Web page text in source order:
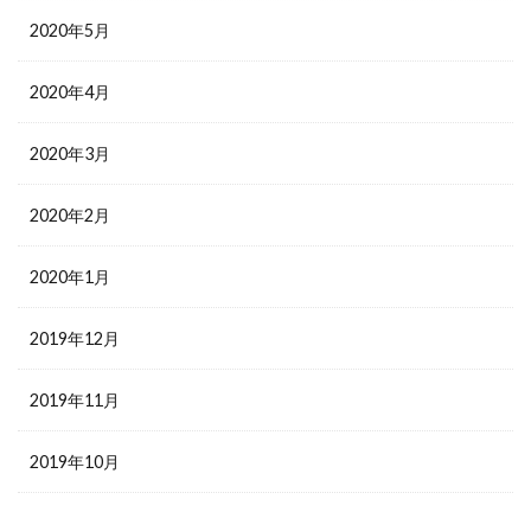
2020年5月
2020年4月
2020年3月
2020年2月
2020年1月
2019年12月
2019年11月
2019年10月